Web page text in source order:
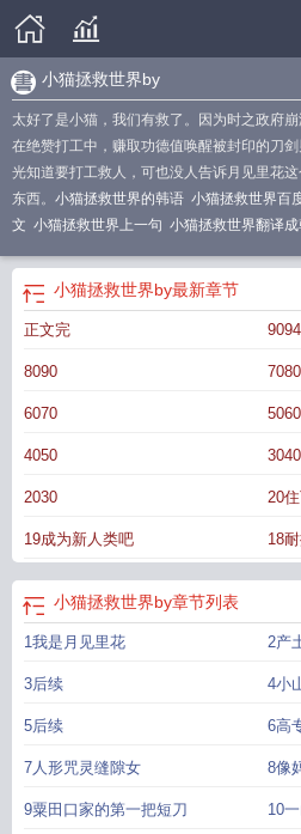
小猫拯救世界by
太好了是小猫，我们有救了。因为时之政府
在绝赞打工中，赚取功德值唤醒被封印的刀
光知道要打工救人，可也没人告诉月见里花
东西。 小猫拯救世界的韩语 小猫拯救世界百
文 小猫拯救世界上一句 小猫拯救世界翻译成
小猫拯救世界日语 小猫拯救世界韩
游 小猫拯救世界by 拯救猫1到38怎么过
事小猫拯救世界英语 小猫拯救世界作者一
小猫拯救世界by最新章节
正文完 9094
8090 7080
6070 5060
4050 3040
2030 20
19成为新人类吧 18
小猫拯救世界by章节列表
1我是月见里花 2产
3后续 4小
5后续 6高
7人形咒灵缝隙女 8像
9粟田口家的第一把短刀 10